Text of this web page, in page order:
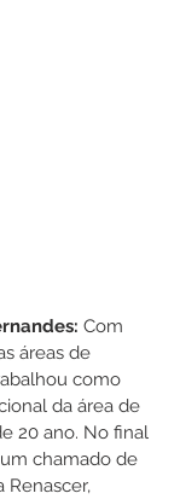
Com
áreas de
como
da área de
20 ano. No final
chamado de
Renascer,